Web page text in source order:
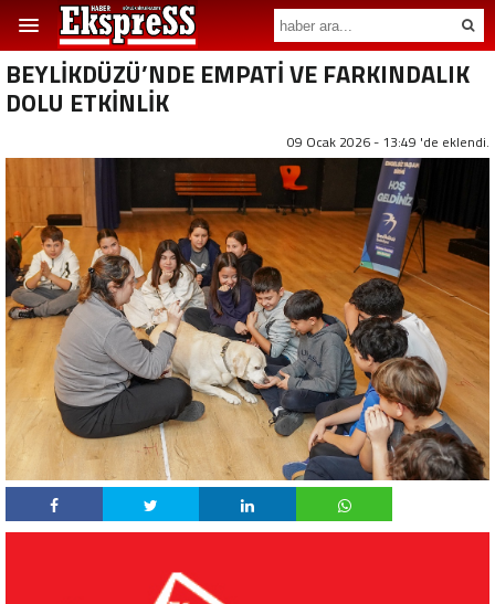
BEYLİKDÜZÜ’NDE EMPATİ VE FARKINDALIK
DOLU ETKİNLİK
09 Ocak 2026 - 13:49 'de eklendi.